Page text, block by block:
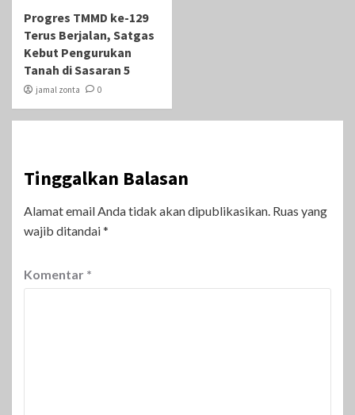
Progres TMMD ke-129
Terus Berjalan, Satgas
Kebut Pengurukan
Tanah di Sasaran 5
jamal zonta 0
Tinggalkan Balasan
Alamat email Anda tidak akan dipublikasikan. Ruas yang
wajib ditandai*
Komentar *